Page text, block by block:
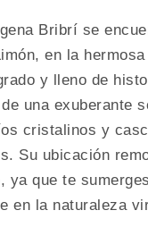
Bribrí se
en la
y lleno de
una exuberante
cristalinos y
Su ubicación
ya que te sumerges
en la naturaleza